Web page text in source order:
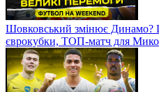
Шовковський змінює Динамо?
єврокубки, ТОП-матч для